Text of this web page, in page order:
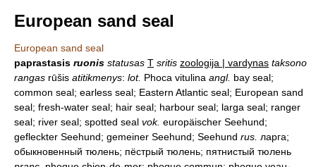
European sand seal
European sand seal
paprastasis ruonis statusas T sritis zoologija | vardynas taksono
rangas rūšis atitikmenys: lot. Phoca vitulina angl. bay seal;
common seal; earless seal; Eastern Atlantic seal; European sand
seal; fresh-water seal; hair seal; harbour seal; larga seal; ranger
seal; river seal; spotted seal vok. europäischer Seehund;
gefleckter Seehund; gemeiner Seehund; Seehund rus. ларга;
обыкновенный тюлень; пёстрый тюлень; пятнистый тюлень